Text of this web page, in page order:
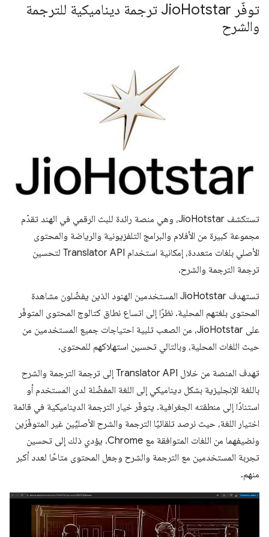
توفّر Jio
Hotstar ترجمة ديناميكية للترجمة
والشرح
تستكشف JioHotstar، وهي منصة رائدة للبث الرقمي في الهند تقدّم
مجموعة كبيرة من الأفلام والبرامج التلفزيونية والرياضة والمحتوى
الأصلي بلغات متعددة، إمكانية استخدام Translator API لتحسين
ترجمة الترجمة والشرح.
تستهدف JioHotstar المستخدمين الهنود الذين يفضّلون مشاهدة
المحتوى بلغتهم المحلية. نظرًا إلى اتساع نطاق كتالوج المحتوى المتوفّر
على JioHotstar، من الصعب تلبية احتياجات جميع المستخدمين من
حيث اللغات المحلية، وبالتالي تحسين استهلاكهم للمحتوى.
تهدف المنصة من خلال Translator API إلى ترجمة الترجمة والشرح
باللغة الإنجليزية بشكل ديناميكي إلى اللغة المفضّلة لدى المستخدم أو
استنادًا إلى منطقته الجغرافية. يتوفّر خيار الترجمة الديناميكية في قائمة
اختيار اللغة، حيث نرصد تلقائيًا الترجمة والشرح الأصليَّين غير المتوفّرَين
ونضيفهما من اللغات المتوافقة مع Chrome. يؤدي ذلك إلى تحسين
تجربة المستخدمين مع الترجمة والشرح وجعل المحتوى متاحًا لعدد أكبر
منهم.